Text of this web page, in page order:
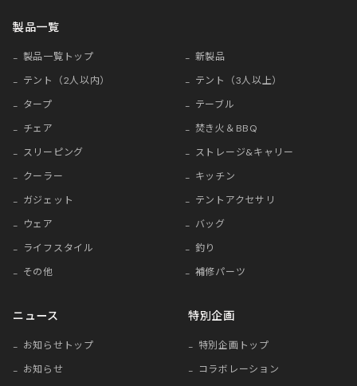
製品一覧
製品一覧トップ
新製品
テント（2人以内）
テント（3人以上）
タープ
テーブル
チェア
焚き火＆BBQ
スリーピング
ストレージ&キャリー
クーラー
キッチン
ガジェット
テントアクセサリ
ウェア
バッグ
ライフスタイル
釣り
その他
補修パーツ
ニュース
お知らせトップ
お知らせ
特別企画
特別企画トップ
コラボレーション